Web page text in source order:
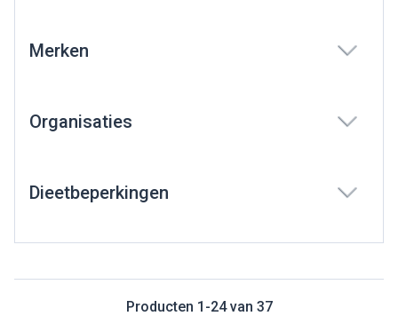
Merken
Organisaties
Dieetbeperkingen
Producten 1 -24van 37